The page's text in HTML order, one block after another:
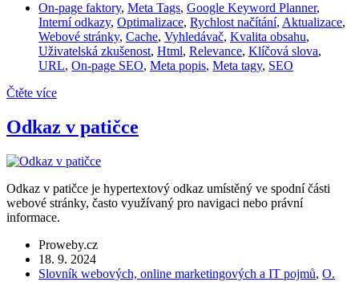
On-page faktory, Meta Tags, Google Keyword Planner,
Interní odkazy, Optimalizace, Rychlost načítání, Aktualizace,
Webové stránky, Cache, Vyhledávač, Kvalita obsahu,
Uživatelská zkušenost, Html, Relevance, Klíčová slova,
URL, On-page SEO, Meta popis, Meta tagy, SEO
Čtěte více
Odkaz v patičce
Odkaz v patičce je hypertextový odkaz umístěný ve spodní části
webové stránky, často využívaný pro navigaci nebo právní
informace.
Proweby.cz
18. 9. 2024
Slovník webových, online marketingových a IT pojmů, O.